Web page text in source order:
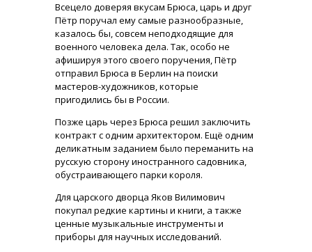
Всецело доверяя вкусам Брюса, царь и друг
Пётр поручал ему самые разнообразные,
казалось бы, совсем неподходящие для
военного человека дела. Так, особо не
афишируя этого своего поручения, Пётр
отправил Брюса в Берлин на поиски
мастеров-художников, которые
пригодились бы в России.
Позже царь через Брюса решил заключить
контракт с одним архитектором. Ещё одним
деликатным заданием было переманить на
русскую сторону иностранного садовника,
обустраивающего парки короля.
Для царского дворца Яков Вилимович
покупал редкие картины и книги, а также
ценные музыкальные инструменты и
приборы для научных исследований.